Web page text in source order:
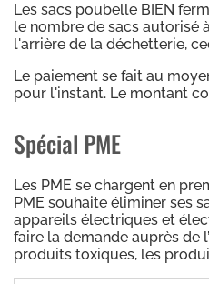
Les sacs poubelle BIEN
le nombre de sacs autorisé
l'arrière de la déchetterie,
Le paiement se fait au
pour l'instant. Le montant
Spécial PME
Les PME se chargent en
PME souhaite éliminer ses
appareils électriques et
faire la demande auprès de
produits toxiques, les